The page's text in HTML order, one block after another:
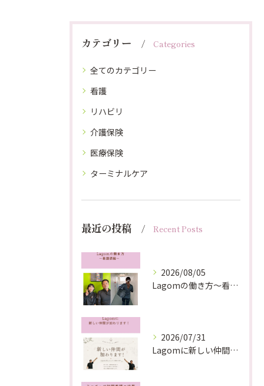
カテゴリー Categories
全てのカテゴリー
看護
リハビリ
介護保険
医療保険
ターミナルケア
最近の投稿 Recent Posts
2026/08/05
Lagomの働き方〜看護師編〜
2026/07/31
Lagomに新しい仲間が加わります！